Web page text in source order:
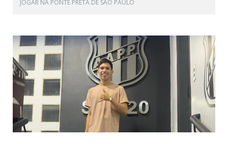
JOGAR NA PONTE PRETA DE SÃO PAULO